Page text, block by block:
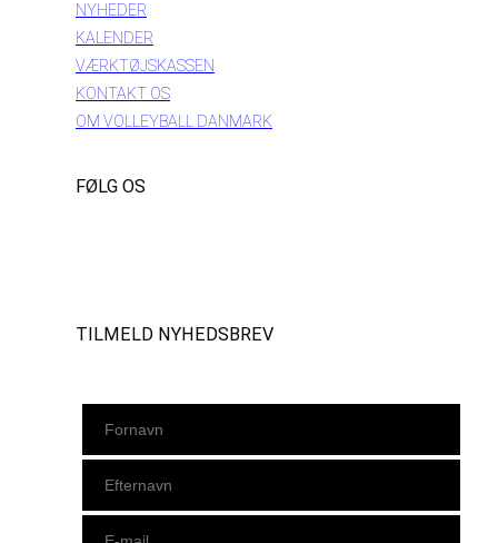
NYHEDER
KALENDER
VÆRKTØJSKASSEN
KONTAKT OS
OM VOLLEYBALL DANMARK
FØLG OS
TILMELD NYHEDSBREV